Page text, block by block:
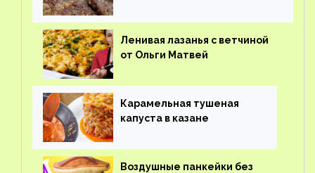
Ленивая лазанья с ветчиной
от Ольги Матвей
Карамельная тушеная
капуста в казане
Воздушные панкейки без